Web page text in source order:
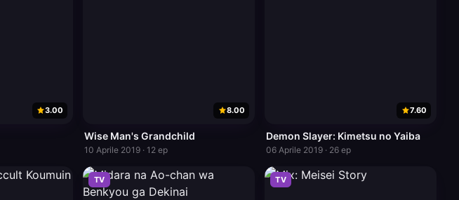
3.00 8.00
Wise Man's Grandchild
10 Aprile 2019 · 12 ep
7.60
Demon Slayer: Kimetsu no Yaiba
06 Aprile 2019 · 26 ep
TV TV